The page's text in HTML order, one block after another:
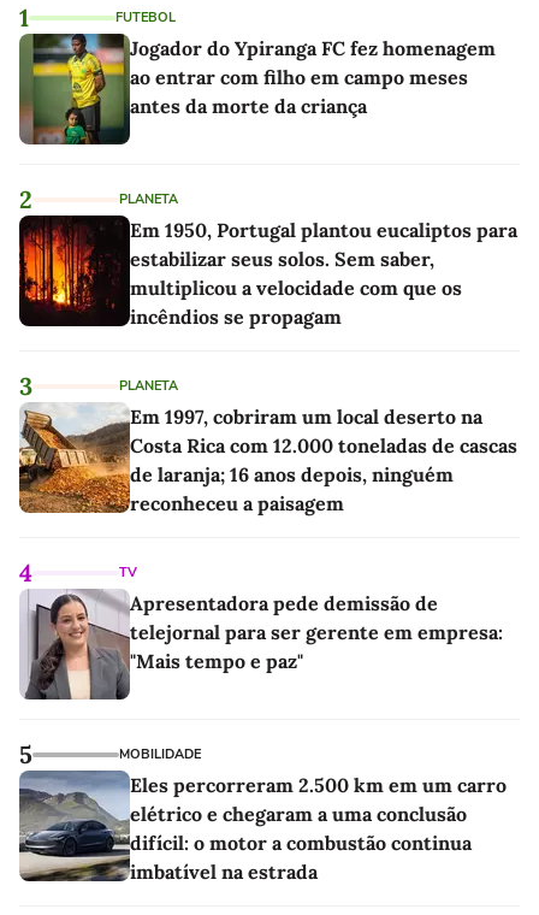
1 FUTEBOL
Jogador do Ypiranga FC fez homenagem
ao entrar com filho em campo meses
antes da morte da criança
2 PLANETA
Em 1950, Portugal plantou eucaliptos para
estabilizar seus solos. Sem saber,
multiplicou a velocidade com que os
incêndios se propagam
3 PLANETA
Em 1997, cobriram um local deserto na
Costa Rica com 12.000 toneladas de cascas
de laranja; 16 anos depois, ninguém
reconheceu a paisagem
4 TV
Apresentadora pede demissão de
telejornal para ser gerente em empresa:
"Mais tempo e paz"
5 MOBILIDADE
Eles percorreram 2.500 km em um carro
elétrico e chegaram a uma conclusão
difícil: o motor a combustão continua
imbatível na estrada